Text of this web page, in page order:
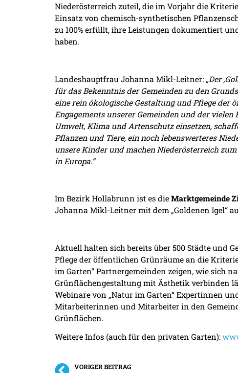
Niederösterreich zuteil, die im Vorjahr die
Einsatz von chemisch-synthetischen
zu 100% erfüllt, ihre Leistungen dokumentiert
haben.
Landeshauptfrau Johanna Mikl-Leitner: „Der
für das Bekenntnis der Gemeinden zu den
eine rein ökologische Gestaltung und Pflege der
Engagements unserer Gemeinden und der
Umwelt, Klima und Artenschutz einsetzen,
Pflanzen und Tiere, ein noch lebenswerteres
unsere Kinder und machen Niederösterreich
in Europa.“
Im Bezirk Hollabrunn ist es dieMarktgemeinde
Johanna Mikl-Leitner mit dem „Goldenen Igel“
Aktuell halten sich bereits über 500 Städte und
Pflege der öffentlichen Grünräume an die
im Garten“ Partnergemeinden zeigen, wie sich
Grünflächengestaltung mit Ästhetik verbinden
Webinare von „Natur im Garten“ Expertinnen
Mitarbeiterinnen und Mitarbeiter in den
Grünflächen.
Weitere Infos (auch für den privaten Garten):
VORIGER BEITRAG